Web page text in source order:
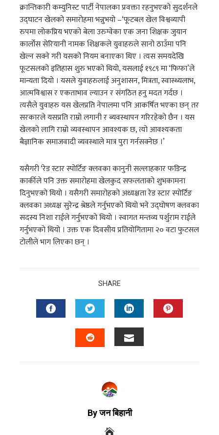
क्रान्तिकारी कम्युनिस्ट पार्टी नेपालका प्रवक्ता रहनुभएको सुदर्शनले
उद्घाटन खेलको समारोहमा भन्नुभयो –‘फूटबल खेल विश्वव्यापी
रुपमा लोकप्रिय भएको बेला उरुग्वेका एक जना शिक्षक जुयान
कार्लोस सेरियानी नामक शिक्षकले युवाहरुले सानो ठाउँमा पनि
खेल्न सक्ने गरी यसको नियम बनाएका थिए । त्यस समयदेखि
फूटसलको इतिहास शुरु भएको थियो, यसलाई १९८९ मा ‘फिफा’ले
मान्यता दियो । यसले युवाहरुलाई अनुशासन, मित्रता, स्वास्थ्यलाभ,
आत्मविश्वास र एकताभाव ल्याउन र संगठित हनु मदत गर्दछ ।
त्यसैले युवाहरु यस खेलप्रति नेपालमा पनि आकर्षित भएका छन् तर
सरकारले यसप्रति राम्रो लगानी र ब्यवस्थापन गरिरहेको छैन । यस
खेलको लागि राम्रो व्यवस्थापन आवश्यक छ, त्यो आवश्यकता
बैज्ञानिक समाजवादी व्यवस्थाले मात्र पुरा गर्नसक्नेछ ।’
यसैगरी ‘रेड स्टार स्पोर्टिङ क्लवका कानुनी सल्लाहकार फडिन्द्र
कार्कीले पनि उक्त समारोहमा खेलकुद सफलताको शुभकामना
दिनुभएको थियो । यसैगरी समारोहको अध्यक्षता रेड स्टार स्पोर्टिङ
क्लवका अध्यक्ष सुरेन्द्र श्रेष्ठले गर्नुभएको थियो भने उद्घोषण क्लवका
सदस्य निशा राईले गर्नुभएको थियो । स्वागत मन्तव्य पर्शुराम राईले
गर्नुभएको थियो । उक्त एक दिवसीय प्रतियोगितामा २० वटा फुटसल
टोलीले भाग लिएका छन् ।
SHARE
By जन बिहानी